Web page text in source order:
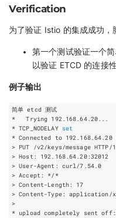
Verification
为了验证 Istio 的集成成功，
第一个测试验证一个
以验证 ETCD 的连接性
例子输出
* TCP_NODELAY set
* Connected to 192.168.64.20
> Accept: */*
> Content-Length: 17
* upload completely sent off: